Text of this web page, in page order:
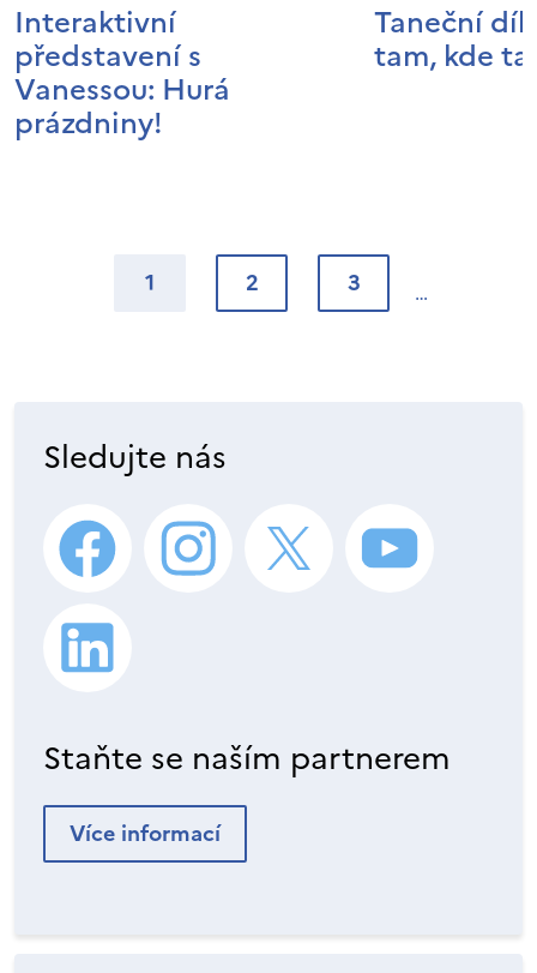
Interaktivní
představení s
Vanessou: Hurá
prázdniny!
Taneční
tam, kde
1 2 3
Sledujte nás
Staňte se naším partnerem
Více informací